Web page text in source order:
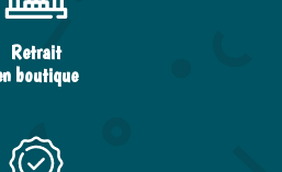
Retrait
boutique